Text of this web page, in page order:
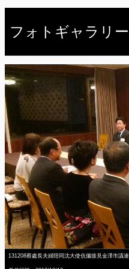
フォトギャラリー
131208蔡處長夫婦陪同沈大使伉儷接見金澤市議連